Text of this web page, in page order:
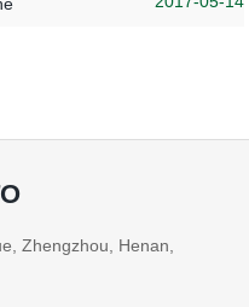
Zhengzhou, Henan,